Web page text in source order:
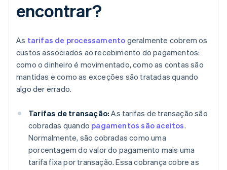
encontrar?
As tarifas de processamento geralmente cobrem os
custos associados ao recebimento do pagamentos:
como o dinheiro é movimentado, como as contas são
mantidas e como as exceções são tratadas quando
algo der errado.
Tarifas de transação: As tarifas de transação são
cobradas quando pagamentos são aceitos.
Normalmente, são cobradas como uma
porcentagem do valor do pagamento mais uma
tarifa fixa por transação. Essa cobrança cobre as